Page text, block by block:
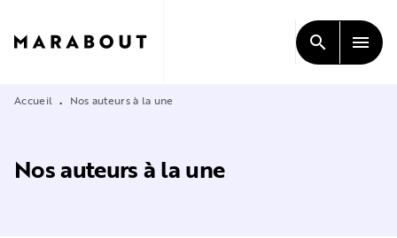
CONTENU
search menu
Accueil • Nos auteurs à la une
Nos auteurs à la une